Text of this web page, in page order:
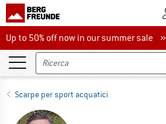
Up to 50% off now in our summer sale
Up to 50% off now in our summer sale »
Scarpe per sport acquatici